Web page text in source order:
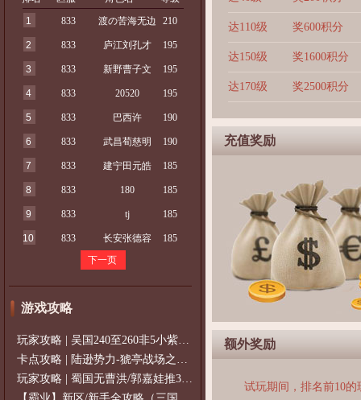
1
833 渡の苦海无边 210
2 833 庐江刘孔才 195
3 833 新野曹子文 195
4 833 20520 195
5 833 巴西许 190
6 833 武昌荀慈明 190
7 833 建宁田元皓 185
8 833 180 185
9 833 tj 185
10 833 长安张德容
185
下一页
游戏攻略
玩家攻略 | 吴国240至260非5小紫过策免
卡点攻略 | 陆逊势力-猇亭战场之陆逊
玩家攻略 | 蜀国无曹洪/郭嘉娃推375级，
达110级 奖600积分
达150级 奖1600积分
达170级 奖2500积分
充值奖励
额外奖励
试玩期间，排名前10